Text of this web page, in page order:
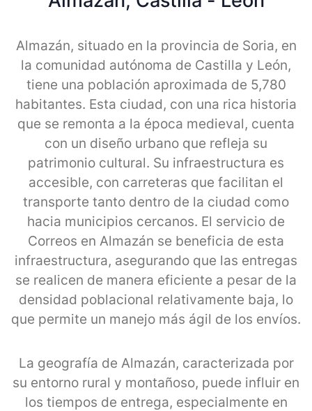
Almazán, situado en la provincia de Soria, en
la comunidad autónoma de Castilla y León,
tiene una población aproximada de 5,780
habitantes. Esta ciudad, con una rica historia
que se remonta a la época medieval, cuenta
con un diseño urbano que refleja su
patrimonio cultural. Su infraestructura es
accesible, con carreteras que facilitan el
transporte tanto dentro de la ciudad como
hacia municipios cercanos. El servicio de
Correos en Almazán se beneficia de esta
infraestructura, asegurando que las entregas
se realicen de manera eficiente a pesar de la
densidad poblacional relativamente baja, lo
que permite un manejo más ágil de los envíos.
La geografía de Almazán, caracterizada por
su entorno rural y montañoso, puede influir en
los tiempos de entrega, especialmente en